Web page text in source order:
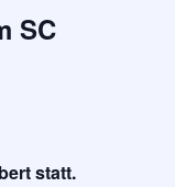
SC
statt.